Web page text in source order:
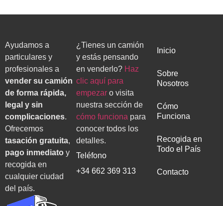
Ayudamos a
particulares y
profesionales a
vender su camión
de forma rápida,
legal y sin
complicaciones.
Ofrecemos
tasación gratuita,
pago inmediato y
recogida en
cualquier ciudad
del país.
¿Tienes un camión
y estás pensando
en venderlo? Haz
clic aquí para
empezaro visita
nuestra sección de
cómo funciona para
conocer todos los
detalles.
Teléfono
+34 662 369 313
Inicio
Sobre
Nosotros
Cómo
Funciona
Recogida en
Todo el País
Contacto